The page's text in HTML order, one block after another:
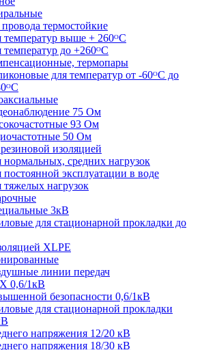
термостойкие
температур выше + 260ᴼС
температур до +260ᴼС
термопары
для температур от -60ᴼC до
75 Ом
93 Ом
50 Ом
изоляцией
нормальных, средних нагрузок
постоянной эксплуатации в воде
тяжелых нагрузок
3кВ
для стационарной прокладки до
XLPE
линии передач
0,6/1кВ
безопасности 0,6/1кВ
для стационарной прокладки
напряжения 12/20 кВ
напряжения 18/30 кВ